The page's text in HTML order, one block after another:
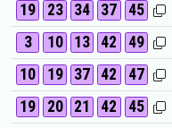
19
23 34 37 45
3
10 13 42 49
10
19 37 42 47
19
20 21 42 45